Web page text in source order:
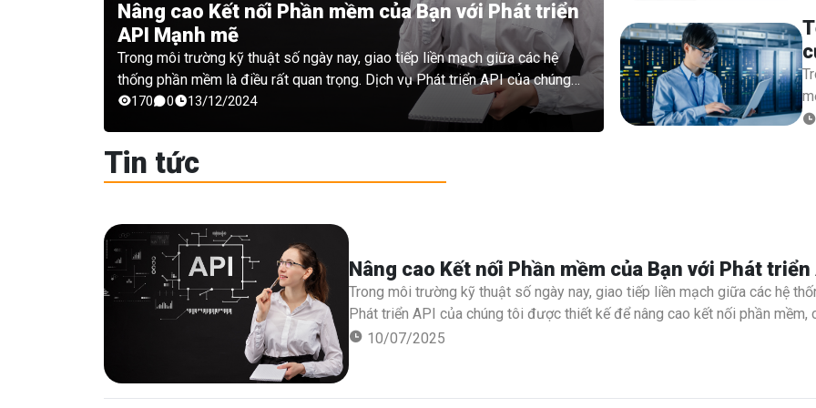
Nâng cao Kết nối Phần mềm của Bạn với Phát triển
API Mạnh mẽ
Trong môi trường kỹ thuật số ngày nay, giao tiếp liền mạch giữa các hệ
thống phần mềm là điều rất quan trọng. Dịch vụ Phát triển API của chúng
tôi được thiết kế để nâng cao kết nối phần mềm, cho phép các ứng dụng
khác nhau tương tác và chia sẻ dữ liệu một cách dễ dàng. Cho dù bạn đang
nền tảng của mình, các giải pháp của chúng tôi đảm bảo kết nối đáng tin
cậy và bảo mật.
170 0 13/12/2024
Tin tức
Nâng cao Kết nối Phần mềm của Bạn với Phát triển
Trong môi trường kỹ thuật số ngày nay, giao tiếp liền mạch giữa các hệ
Phát triển API của chúng tôi được thiết kế để nâng cao kết nối phần
chia sẻ dữ liệu một cách dễ dàng. Cho dù bạn đang tìm cách tích hợp các
10/07/2025